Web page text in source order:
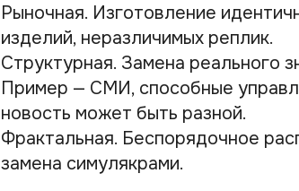
Рыночная. Изготовление
изделий, неразличимых реплик.
Структурная. Замена реального
Пример — СМИ, способные
новость может быть разной.
Фрактальная. Беспорядочное
замена симулякрами.